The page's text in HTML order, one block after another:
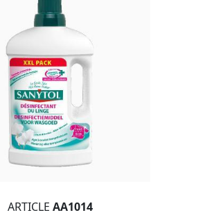
ARTICLE AA1014